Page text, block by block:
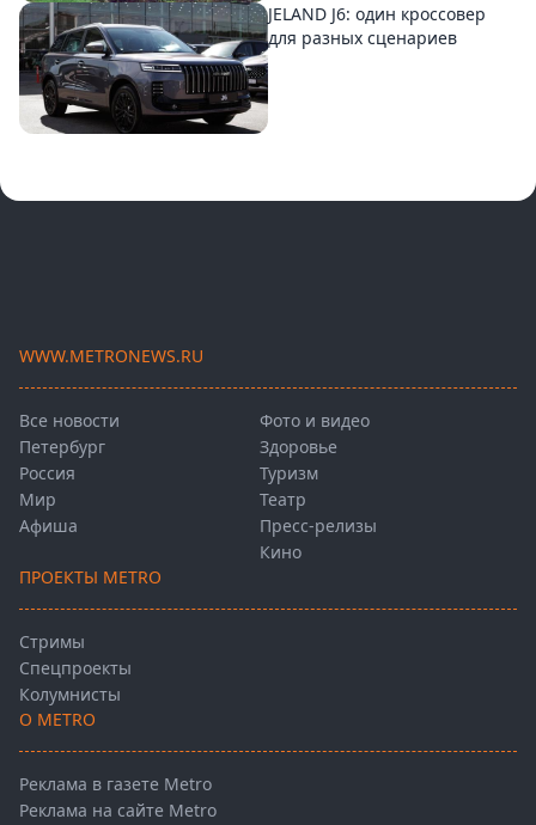
JELAND J6: один кроссовер
для разных сценариев
WWW.METRONEWS.RU
Все новости
Петербург
Россия
Мир
Афиша
Фото и видео
Здоровье
Туризм
Театр
Пресс-релизы
Кино
ПРОЕКТЫ METRO
Стримы
Спецпроекты
Колумнисты
О METRO
Реклама в газете Metro
Реклама на сайте Metro